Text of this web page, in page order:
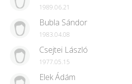
1989.06.21
Bubla Sándor
1983.04.08
Csejtei László
1977.05.15
Elek Ádám